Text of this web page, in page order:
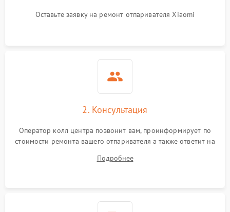
Оставьте заявку на ремонт отпаривателя Xiaomi
2. Консультация
Оператор колл центра позвонит вам, проинформирует по
стоимости ремонта вашего отпаривателя а также ответит на
Подробнее